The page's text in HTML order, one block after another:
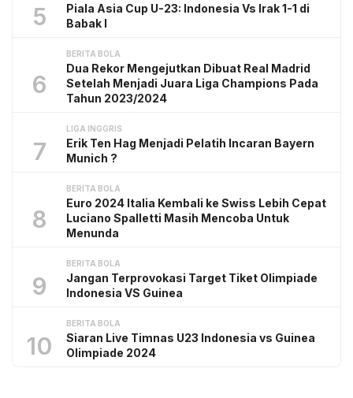
5
Piala Asia Cup U-23: Indonesia Vs Irak 1-1 di
Babak I
6
BERITA BOLA
Dua Rekor Mengejutkan Dibuat Real Madrid
Setelah Menjadi Juara Liga Champions Pada
Tahun 2023/2024
7
LIGA INGGRIS
Erik Ten Hag Menjadi Pelatih Incaran Bayern
Munich ?
8
BERITA BOLA
Euro 2024 Italia Kembali ke Swiss Lebih Cepat
Luciano Spalletti Masih Mencoba Untuk
Menunda
9
BERITA BOLA
Jangan Terprovokasi Target Tiket Olimpiade
Indonesia VS Guinea
10
BERITA BOLA
Siaran Live Timnas U23 Indonesia vs Guinea
Olimpiade 2024